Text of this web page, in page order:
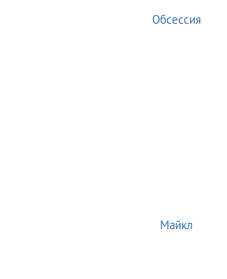
Обсессия
Майкл